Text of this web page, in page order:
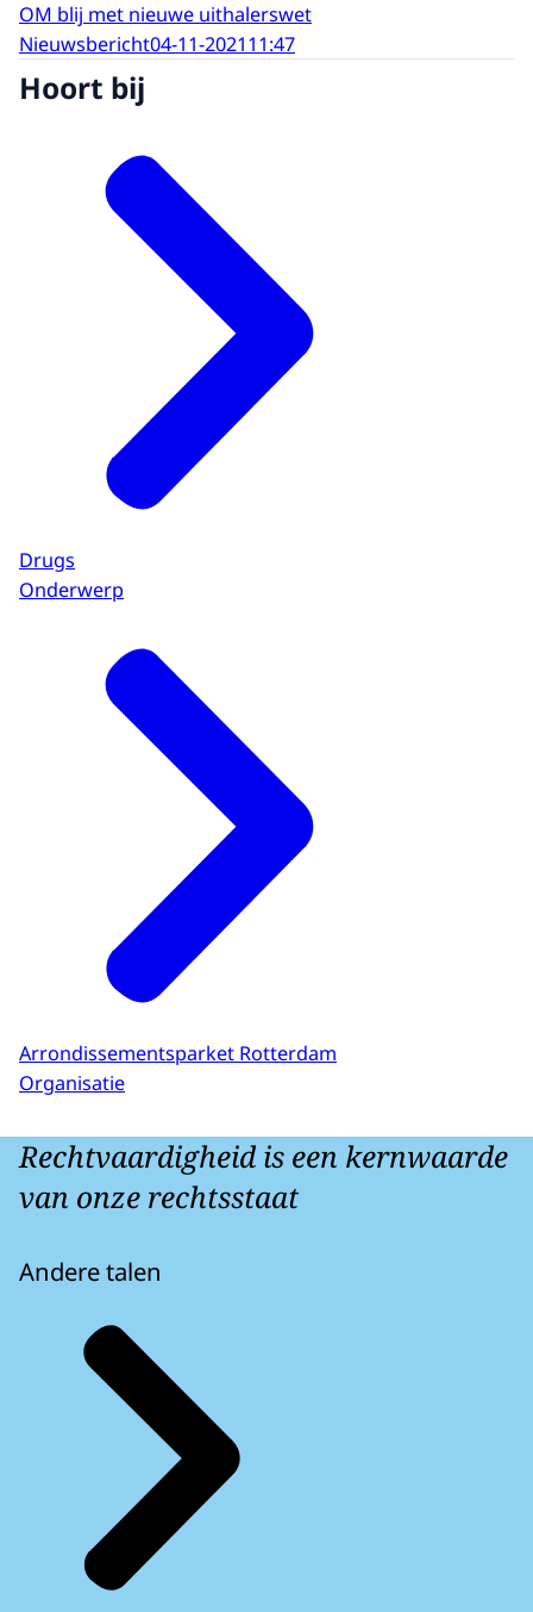
OM blij met nieuwe uithalerswet
Nieuwsbericht04-11-202111:47
Hoort bij
Drugs
Onderwerp
Arrondissementsparket Rotterdam
Organisatie
Rechtvaardigheid is een kernwaarde
van onze rechtsstaat
Andere talen